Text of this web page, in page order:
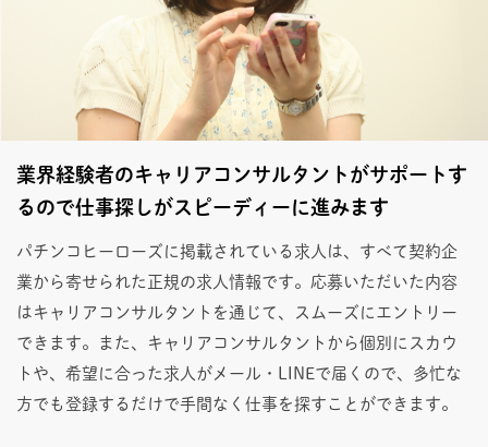
業界経験者のキャリアコンサルタントがサポートす
るので仕事探しがスピーディーに進みます
パチンコヒーローズに掲載されている求人は、すべて契約企
業から寄せられた正規の求人情報です。応募いただいた内容
はキャリアコンサルタントを通じて、スムーズにエントリー
できます。また、キャリアコンサルタントから個別にスカウ
トや、希望に合った求人がメール・LINEで届くので、多忙な
方でも登録するだけで手間なく仕事を探すことができます。